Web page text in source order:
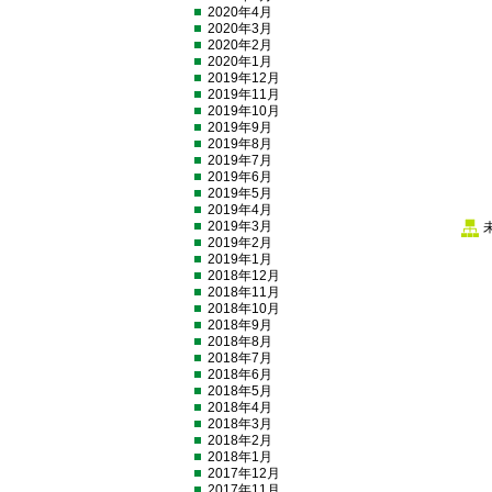
2020年4月
2020年3月
2020年2月
2020年1月
2019年12月
2019年11月
2019年10月
2019年9月
2019年8月
2019年7月
2019年6月
2019年5月
2019年4月
2019年3月
2019年2月
2019年1月
2018年12月
2018年11月
2018年10月
2018年9月
2018年8月
2018年7月
2018年6月
2018年5月
2018年4月
2018年3月
2018年2月
2018年1月
2017年12月